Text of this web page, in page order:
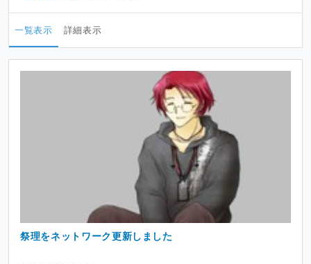
一覧表示 詳細表示
祭理をネットワーク更新しました